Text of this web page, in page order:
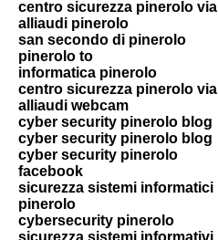
centro sicurezza pinerolo via
alliaudi pinerolo
san secondo di pinerolo
pinerolo to
informatica pinerolo
centro sicurezza pinerolo via
alliaudi webcam
cyber security pinerolo blog
cyber security pinerolo blog
cyber security pinerolo
facebook
sicurezza sistemi informatici
pinerolo
cybersecurity pinerolo
sicurezza sistemi informativi